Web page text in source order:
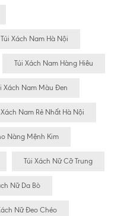
Túi Xách Nam Hà Nội
Túi Xách Nam Hàng Hiêu
Xách Nam Màu Đen
Xách Nam Rẻ Nhất Hà Nội
Nàng Mệnh Kim
Túi Xách Nữ Cỡ Trung
Nữ Da Bò
Nữ Đeo Chéo